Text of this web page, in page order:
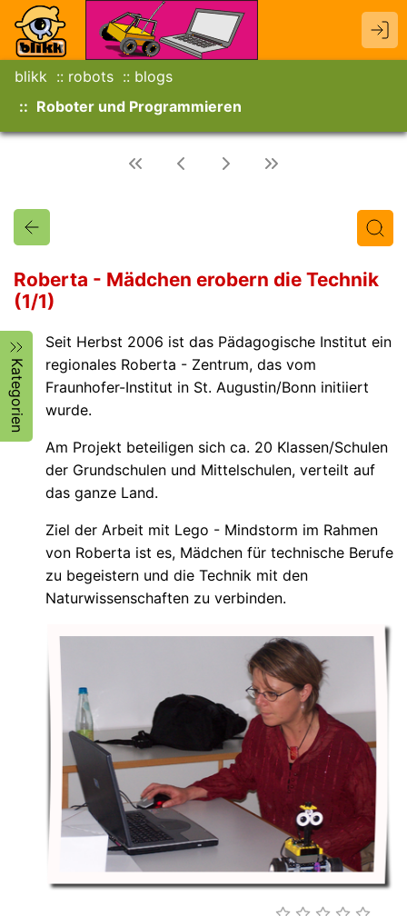
blikk robots
blogs
Roboter und Programmieren
Roberta - Mädchen erobern die Technik
(1/1)
Kategorien
Seit Herbst 2006 ist das Pädagogische Institut ein
regionales Roberta - Zentrum, das vom
Fraunhofer-Institut in St. Augustin/Bonn initiiert
wurde.
Am Projekt beteiligen sich ca. 20 Klassen/Schulen
der Grundschulen und Mittelschulen, verteilt auf
das ganze Land.
Ziel der Arbeit mit Lego - Mindstorm im Rahmen
von Roberta ist es, Mädchen für technische Berufe
zu begeistern und die Technik mit den
Naturwissenschaften zu verbinden.